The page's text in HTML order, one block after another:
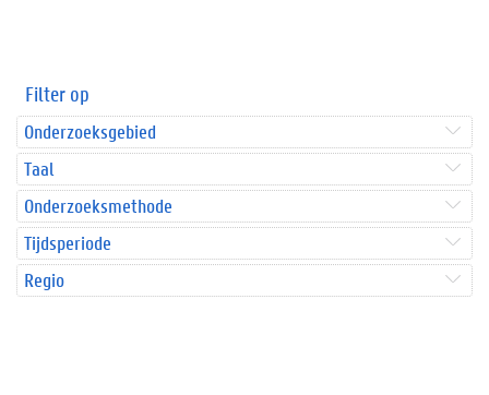
Filter op
Onderzoeksgebied
Taal
Onderzoeksmethode
Tijdsperiode
Regio